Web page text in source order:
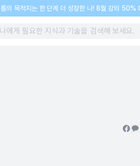
의 목적지는 한 단계 더 성장한 나! 8월 강의 50%